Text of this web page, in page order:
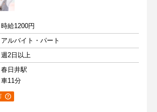
時給1200円
アルバイト・パート
週2日以上
春日井駅
車11分